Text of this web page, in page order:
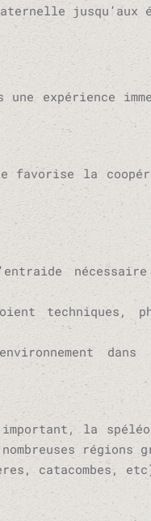
jusqu’aux
expérience
favorise la
nécessaire
techniques,
la
régions
catacombes,